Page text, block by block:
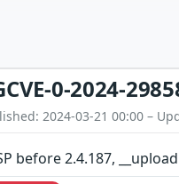
0-2024-
2024-03-21 00:00 –
before 2.4.187,